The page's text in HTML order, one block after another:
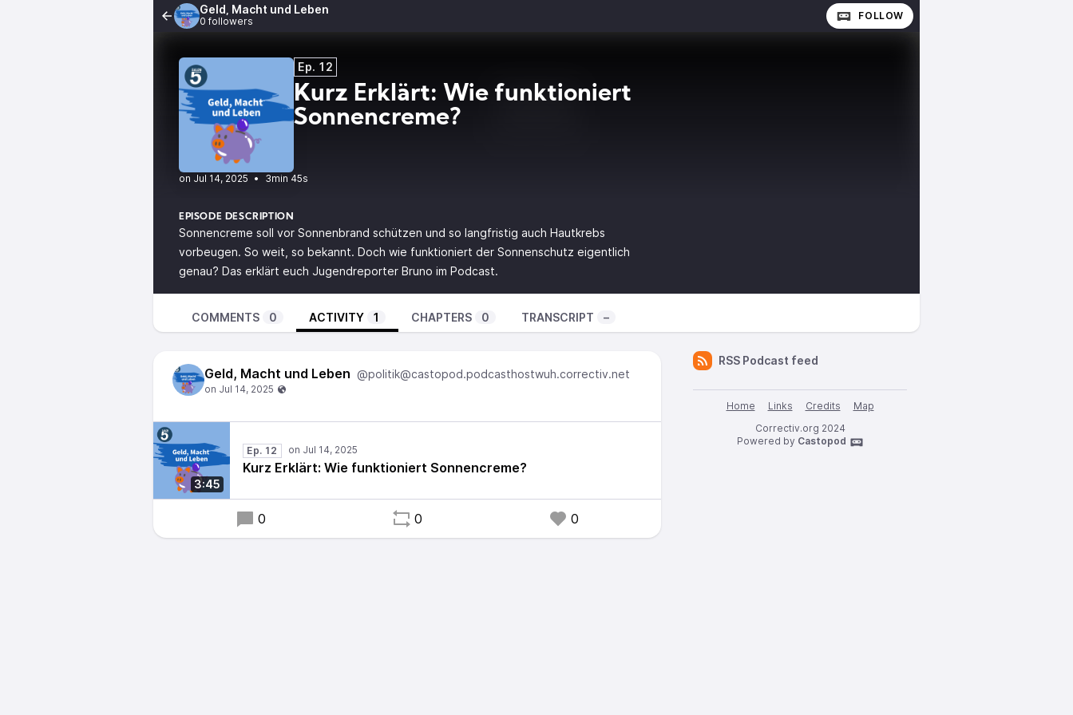
Geld, Macht und Leben
0 followers FOLLOW
Ep. 12
Kurz Erklärt: Wie funktioniert
Sonnencreme?
• 3min 45s
EPISODE DESCRIPTION
Sonnencreme soll vor Sonnenbrand schützen und so langfristig auch Hautkrebs
vorbeugen. So weit, so bekannt. Doch wie funktioniert der Sonnenschutz eigentlich
genau? Das erklärt euch Jugendreporter Bruno im Podcast.
COMMENTS 0 ACTIVITY 1 CHAPTERS 0 TRANSCRIPT –
Geld, Macht und Leben @politik@castopod.podcasthostwuh.correctiv.net
3:45
Ep. 12
Kurz Erklärt: Wie funktioniert Sonnencreme?
0 0 0
RSS Podcast feed
Home Links Credits
Map
Correctiv.org 2024
Powered by Castopod